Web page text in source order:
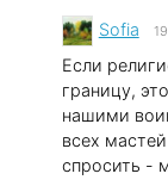
Sofia
Если
границу,
нашими
всех
спросить -